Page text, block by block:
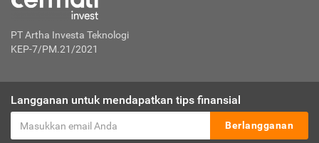
PT Artha Investa Teknologi
KEP-7/PM.21/2021
Langganan untuk mendapatkan tips finansial
Berlangganan